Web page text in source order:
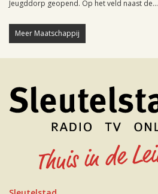
Jeugddorp geopend. Op het veld naast de...
Meer Maatschappij